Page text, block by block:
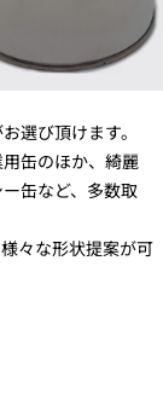
選び頂けます。
缶のほか、綺麗
缶など、多数取
々な形状提案が可